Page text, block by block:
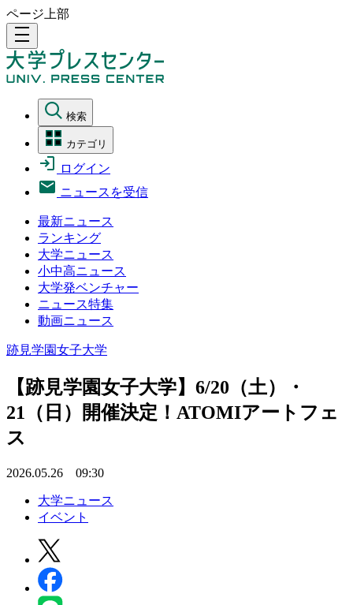
ページ上部
density_medium
検索
カテゴリ
ログイン
ニュースを受信
最新ニュース
ランキング
大学ニュース
小中高ニュース
大学発ベンチャー
ニュース特集
動画ニュース
跡見学園女子大学
【跡見学園女子大学】6/20（土）・
21（日）開催決定！ATOMIアートフェ
ス
2026.05.26 09:30
大学ニュース
イベント